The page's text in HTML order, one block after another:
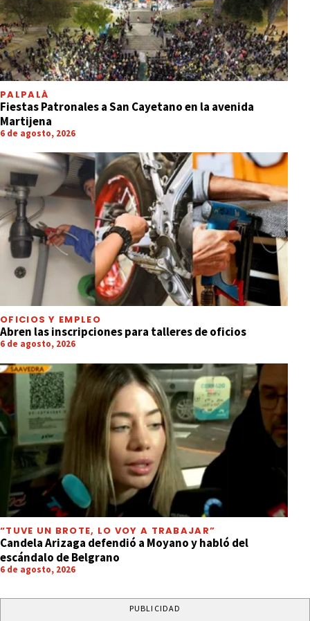
PALPALÁ
Fiestas Patronales a San Cayetano en la avenida
Martijena
6 de agosto, 2026
OFICIOS Y EMPLEO
Abren las inscripciones para talleres de oficios
6 de agosto, 2026
“TUVE UN BROTE, LO VOY A TRABAJAR”
Candela Arizaga defendió a Moyano y habló del
escándalo de Belgrano
6 de agosto, 2026
PUBLICIDAD